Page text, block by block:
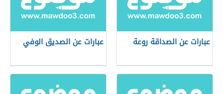
عبارات عن الصداقة روعة عبارات عن الصديق الوفي